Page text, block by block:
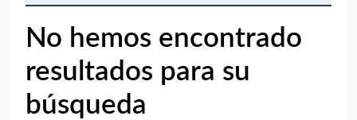
No hemos encontrado
resultados para su
búsqueda